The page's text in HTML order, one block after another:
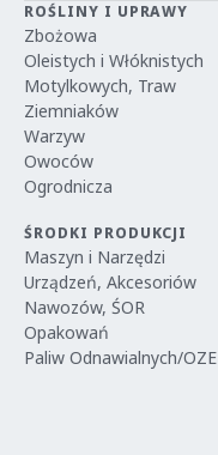
ROŚLINY I UPRAWY
Zbożowa
Oleistych i Włóknistych
Motylkowych, Traw
Ziemniaków
Warzyw
Owoców
Ogrodnicza
ŚRODKI PRODUKCJI
Maszyn i Narzędzi
Urządzeń, Akcesoriów
Nawozów, ŚOR
Opakowań
Paliw Odnawialnych/OZE